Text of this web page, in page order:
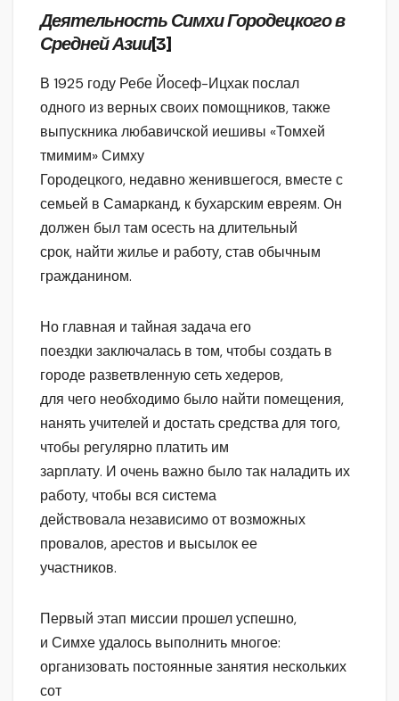
Деятельность Симхи Городецкого в
Средней Азии[3]
В 1925 году Ребе Йосеф-Ицхак послал
одного из верных своих помощников, также
выпускника любавичской иешивы «Томхей
тмимим» Симху
Городецкого, недавно женившегося, вместе с
семьей в Самарканд, к бухарским евреям. Он
должен был там осесть на длительный
срок, найти жилье и работу, став обычным
гражданином.
Но главная и тайная задача его
поездки заключалась в том, чтобы создать в
городе разветвленную сеть хедеров,
для чего необходимо было найти помещения,
нанять учителей и достать средства для того,
чтобы регулярно платить им
зарплату. И очень важно было так наладить их
работу, чтобы вся система
действовала независимо от возможных
провалов, арестов и высылок ее
участников.
Первый этап миссии прошел успешно,
и Симхе удалось выполнить многое:
организовать постоянные занятия нескольких
сот